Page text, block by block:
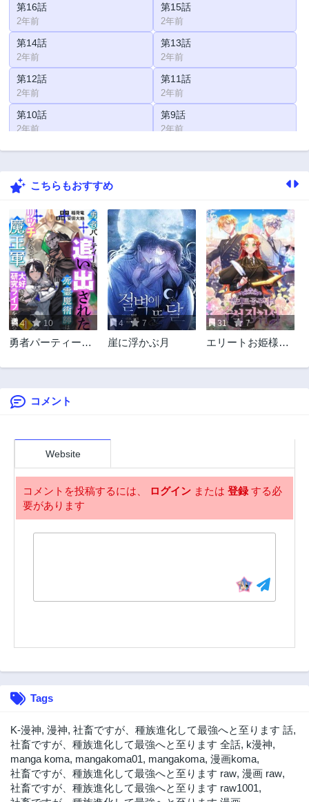
第16話
2年前
第15話
2年前
第14話
2年前
第13話
2年前
第12話
2年前
第11話
2年前
第10話
2年前
第9話
2年前
第8話 第7話
第6話
第4話
2年前
第3話
2年前
第2話
2年前
第1話
2年前
こちらもおすすめ
4 10
勇者パーティーを
魔術師はリッチに
好きな研究ライフ
を送る
4 7
崖に浮かぶ月
31 7
エリートお姫様の
コメント
Website
コメントを投稿するには、 ログイン または 登録する必
要があります
Tags
K-漫神, 漫神, 社畜ですが、種族進化して最強へと至ります 話,
社畜ですが、種族進化して最強へと至ります 全話, k漫神,
manga koma, mangakoma01, mangakoma, 漫画koma,
社畜ですが、種族進化して最強へと至ります raw, 漫画 raw,
社畜ですが、種族進化して最強へと至ります raw1001,